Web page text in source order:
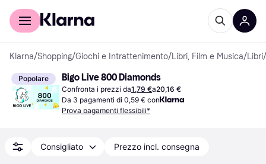
Per il tuo shopping
Klarna/Shopping/Giochi e Intrattenimento/Libri, Film e Musica/Libri/
Popolare Bigo Live 800 Diamonds
Confronta i prezzi da1,79 €a20,16 €
Da 3 pagamenti di 0,59 € con
Prova pagamenti flessibili*
Consigliato Prezzo incl. consegna